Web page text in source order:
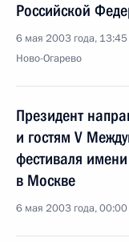
Российской
6 мая 2003 года, 13:45
Ново-Огарево
Президент
и гостям V
фестиваля
в Москве
6 мая 2003 года, 00:00